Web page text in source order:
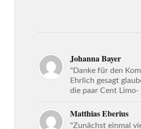
Johanna Bayer
"Danke für den
Ehrlich gesagt
die paar Cent Limo-
Matthias Eberius
"Zunächst einmal